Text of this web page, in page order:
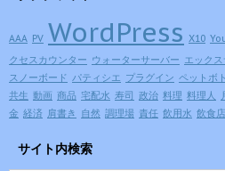
AAA PV WordPress X10
クセスカウンター ウォーターサーバー エック
スノーボード パティシエ プラグイン ペットボ
共生 動画 商品 宅配水 寿司 政治 料理 料理人
金 経済 肩書き 自然 調理場 責任 飲用水 飲食店
サイト内検索